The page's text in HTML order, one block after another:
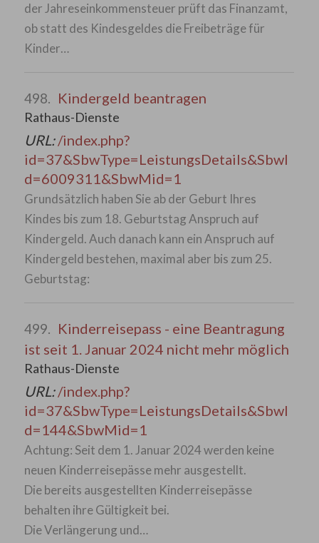
der Jahreseinkommensteuer prüft das Finanzamt,
ob statt des Kindesgeldes die Freibeträge für
Kinder…
498. Kindergeld beantragen
Rathaus-Dienste
URL:/index.php?
id=37&SbwType=LeistungsDetails&SbwI
d=6009311&SbwMid=1
Grundsätzlich haben Sie ab der Geburt Ihres
Kindes bis zum 18. Geburtstag Anspruch auf
Kindergeld. Auch danach kann ein Anspruch auf
Kindergeld bestehen, maximal aber bis zum 25.
Geburtstag:
499. Kinderreisepass - eine Beantragung
ist seit 1. Januar 2024 nicht mehr möglich
Rathaus-Dienste
URL:/index.php?
id=37&SbwType=LeistungsDetails&SbwI
d=144&SbwMid=1
Achtung: Seit dem 1. Januar 2024 werden keine
neuen Kinderreisepässe mehr ausgestellt.
Die bereits ausgestellten Kinderreisepässe
behalten ihre Gültigkeit bei.
Die Verlängerung und…